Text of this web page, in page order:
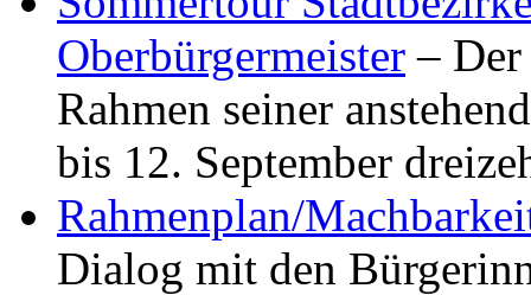
Oberbürgermeister –
Rahmen seiner
bis 12. September
Rahmenplan/
Dialog mit den